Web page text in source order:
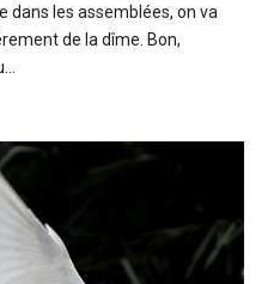
dans les assemblées, on va
de la dîme. Bon,